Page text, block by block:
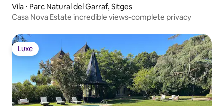
Vila ⋅ Parc Natural del Garraf, Sitges
Casa Nova Estate incredible views-complete privacy
Luxe
Luxe